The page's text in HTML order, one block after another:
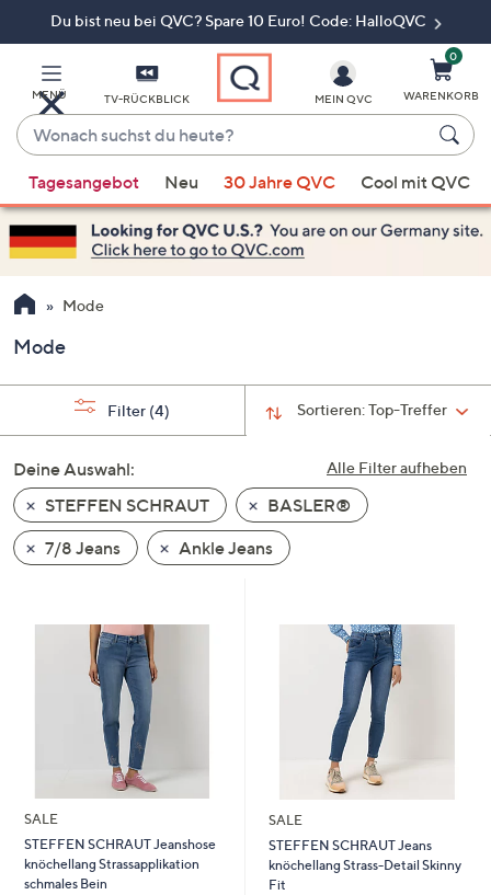
Du bist neu bei QVC? Spare 10 Euro! Code: HalloQVC
MENÜ TV-RÜCKBLICK
Wonach
suchst
du
heute?
Vorschläge
verfügbar
sind,
verwenden
Sie
Pfeiltasten
nach
und
nach
unten
oder
wischen
Sie
diese
anzuzeigen.
MEIN QVC
0
WARENKORB
Tagesangebot Neu 30 Jahre QVC Cool mit QVC
Mode
Mode
Sortieren:Top-Treffer
Filter (4)
Alle Filter aufheben
Deine Auswahl:
STEFFEN SCHRAUT
BASLER®
7/8 Jeans
Ankle Jeans
SALE
STEFFEN SCHRAUT Jeanshose
knöchellang Strassapplikation
schmales Bein
SALE
STEFFEN SCHRAUT Jeans
knöchellang Strass-Detail Skinny
Fit